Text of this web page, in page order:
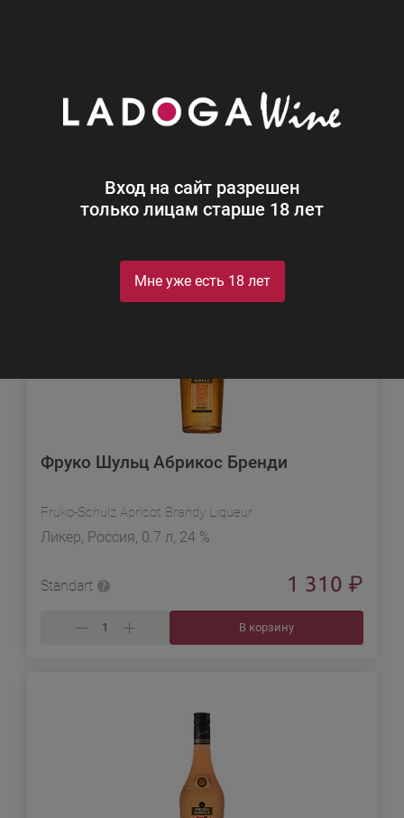
Вход на сайт разрешен
только лицам старше 18 лет
Мне уже есть 18 лет
Ликеры России
Сортировка
Фруко Шульц Абрикос Бренди
Fruko-Schulz Apricot Brandy Liqueur
Ликер, Россия, 0.7 л, 24 %
Standart 1 310 ₽
В корзину